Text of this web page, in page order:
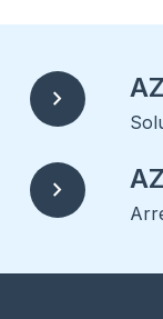
chevron_right
chevron_right